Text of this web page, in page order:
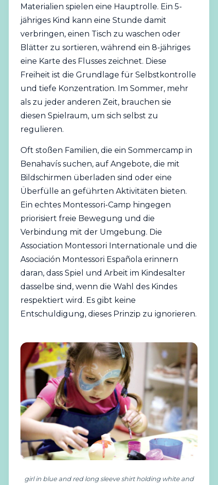
Materialien spielen eine Hauptrolle. Ein 5-
jähriges Kind kann eine Stunde damit
verbringen, einen Tisch zu waschen oder
Blätter zu sortieren, während ein 8-jähriges
eine Karte des Flusses zeichnet. Diese
Freiheit ist die Grundlage für Selbstkontrolle
und tiefe Konzentration. Im Sommer, mehr
als zu jeder anderen Zeit, brauchen sie
diesen Spielraum, um sich selbst zu
regulieren.
Oft stoßen Familien, die ein Sommercamp in
Benahavís suchen, auf Angebote, die mit
Bildschirmen überladen sind oder eine
Überfülle an geführten Aktivitäten bieten.
Ein echtes Montessori-Camp hingegen
priorisiert freie Bewegung und die
Verbindung mit der Umgebung. Die
Association Montessori Internationale und die
Asociación Montessori Española erinnern
daran, dass Spiel und Arbeit im Kindesalter
dasselbe sind, wenn die Wahl des Kindes
respektiert wird. Es gibt keine
Entschuldigung, dieses Prinzip zu ignorieren.
girl in blue and red long sleeve shirt holding white and